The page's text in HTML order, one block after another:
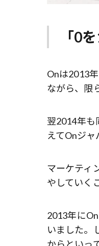
「0
Onは2013
ながら、限
翌2014年も
えてOnジ
マーケティ
やしていく
2013年に
いました。